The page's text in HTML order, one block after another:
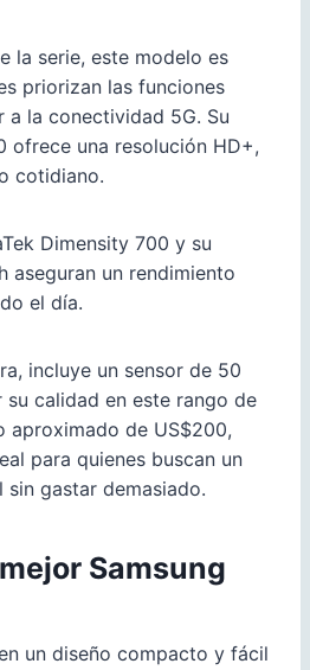
la serie, este modelo es
priorizan las funciones
a la conectividad 5G. Su
ofrece una resolución HD+,
cotidiano.
Dimensity 700 y su
aseguran un rendimiento
el día.
incluye un sensor de 50
su calidad en este rango de
aproximado de US$200,
para quienes buscan un
gastar demasiado.
Samsung
un diseño compacto y fácil